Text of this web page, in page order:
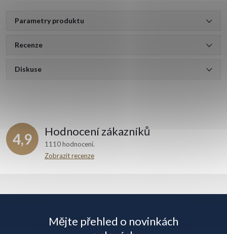
Parametry produktu
Recenze
Diskuse
4,9 Hodnocení zákazníků
1110 hodnocení
Zobrazit recenze
Mějte přehled o novinkách